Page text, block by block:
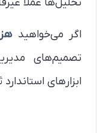
اگر می‌خواهید
تصمیم‌های
ابزارهای